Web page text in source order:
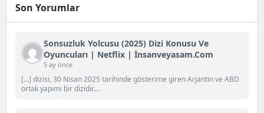
Son Yorumlar
Sonsuzluk Yolcusu (2025) Dizi Konusu Ve
Oyuncuları | Netflix | İnsanveyasam.com
5 ay önce
[…] dizisi, 30 Nisan 2025 tarihinde gösterime giren Arjantin ve ABD
ortak yapımı bir dizidir....